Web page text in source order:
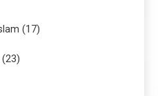
(17)
(23)